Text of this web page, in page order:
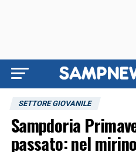
SETTORE GIOVANILE
Sampdoria
passato: nel